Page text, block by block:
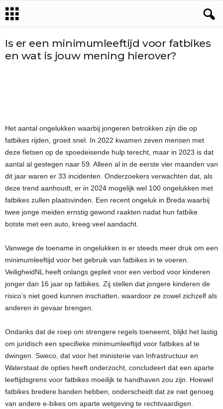
Is er een minimumleeftijd voor fatbikes
en wat is jouw mening hierover?
Het aantal ongelukken waarbij jongeren betrokken zijn die op
fatbikes rijden, groeit snel. In 2022 kwamen zeven mensen met
deze fietsen op de spoedeisende hulp terecht, maar in 2023 is dat
aantal al gestegen naar 59. Alleen al in de eerste vier maanden van
dit jaar waren er 33 incidenten. Onderzoekers verwachten dat, als
deze trend aanhoudt, er in 2024 mogelijk wel 100 ongelukken met
fatbikes zullen plaatsvinden. Een recent ongeluk in Breda waarbij
twee jonge meiden ernstig gewond raakten nadat hun fatbike
botste met een auto, kreeg veel aandacht.
Vanwege de toename in ongelukken is er steeds meer druk om een
minimumleeftijd voor het gebruik van fatbikes in te voeren.
VeiligheidNL heeft onlangs gepleit voor een verbod voor kinderen
jonger dan 16 jaar op fatbikes. Zij stellen dat jongere kinderen de
risico’s niet goed kunnen inschatten, waardoor ze zowel zichzelf als
anderen in gevaar brengen.
Ondanks dat de roep om strengere regels toeneemt, blijkt het lastig
om juridisch een specifieke minimumleeftijd voor fatbikes af te
dwingen. Sweco, dat voor het ministerie van Infrastructuur en
Waterstaat de opties heeft onderzocht, concludeert dat een aparte
leeftijdsgrens voor fatbikes moeilijk te handhaven zou zijn. Hoewel
fatbikes bredere banden hebben, onderscheidt dat ze niet genoeg
van andere e-bikes om aparte wetgeving te rechtvaardigen.